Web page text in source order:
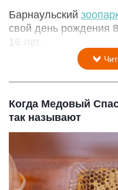
Барнаульский
свой день рождения
16 лет.
Когда Медовый
так называют